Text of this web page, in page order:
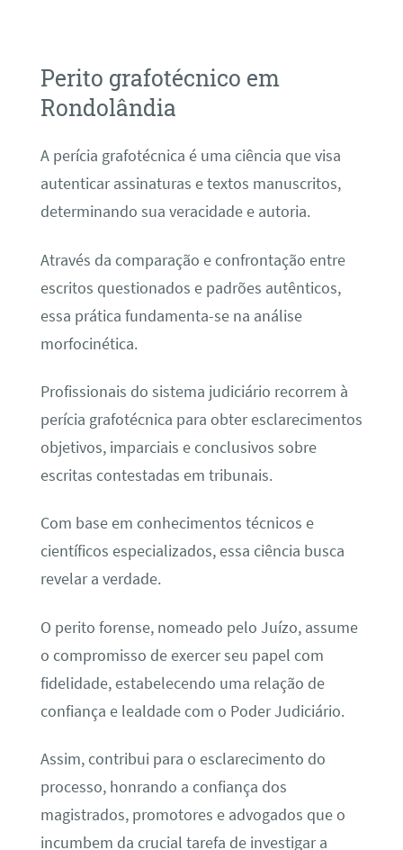
Perito grafotécnico em
Rondolândia
A perícia grafotécnica é uma ciência que visa
autenticar assinaturas e textos manuscritos,
determinando sua veracidade e autoria.
Através da comparação e confrontação entre
escritos questionados e padrões autênticos,
essa prática fundamenta-se na análise
morfocinética.
Profissionais do sistema judiciário recorrem à
perícia grafotécnica para obter esclarecimentos
objetivos, imparciais e conclusivos sobre
escritas contestadas em tribunais.
Com base em conhecimentos técnicos e
científicos especializados, essa ciência busca
revelar a verdade.
O perito forense, nomeado pelo Juízo, assume
o compromisso de exercer seu papel com
fidelidade, estabelecendo uma relação de
confiança e lealdade com o Poder Judiciário.
Assim, contribui para o esclarecimento do
processo, honrando a confiança dos
magistrados, promotores e advogados que o
incumbem da crucial tarefa de investigar a